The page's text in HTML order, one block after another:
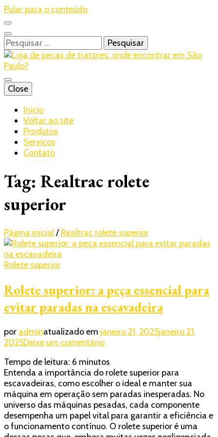
Pular para o conteúdo
Pesquisar
por:
Realtrac
Blog – Realtrac
Close
Início
Voltar ao site
Produtos
Serviços
Contato
Tag: Realtrac rolete
superior
Página inicial/ Realtrac rolete superior
Rolete superior
Rolete superior: a peça essencial para
evitar paradas na escavadeira
por adminatualizado em janeiro 21, 2025janeiro 21,
2025Deixe um comentárioem
superior:
a
peça
essencial
para
evitar
paradas
Tempo de leitura: 6 minutos
Entenda a importância do rolete superior para
escavadeiras, como escolher o ideal e manter sua
máquina em operação sem paradas inesperadas. No
universo das máquinas pesadas, cada componente
desempenha um papel vital para garantir a eficiência e
o funcionamento contínuo. O rolete superior é uma